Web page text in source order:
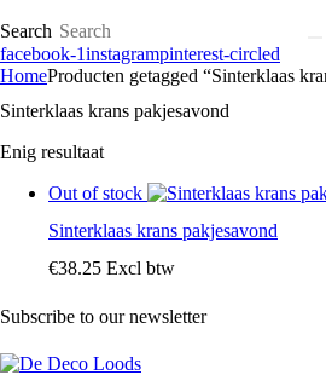
Search
facebook-1instagrampinterest-circled
HomeProducten getagged “Sinterklaas
Sinterklaas krans pakjesavond
Enig resultaat
Out of stock
Sinterklaas krans pakjesavond
€38.25 Excl btw
Subscribe to our newsletter